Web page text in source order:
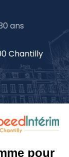
ans
Chantilly